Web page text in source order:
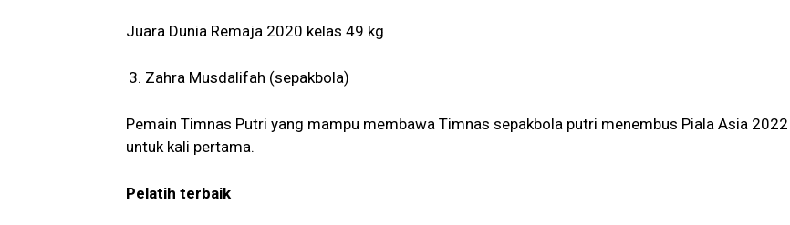
Juara Dunia Remaja 2020 kelas 49 kg
Zahra Musdalifah (sepakbola)
Pemain Timnas Putri yang mampu membawa Timnas sepakbola putri menembus Piala Asia 2022
untuk kali pertama.
Pelatih terbaik